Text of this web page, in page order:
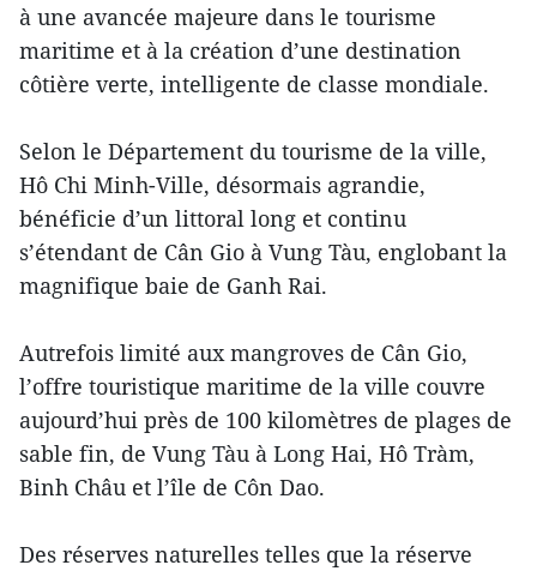
à une avancée majeure dans le tourisme
maritime et à la création d’une destination
côtière verte, intelligente de classe mondiale.
Selon le Département du tourisme de la ville,
Hô Chi Minh-Ville, désormais agrandie,
bénéficie d’un littoral long et continu
s’étendant de Cân Gio à Vung Tàu, englobant la
magnifique baie de Ganh Rai.
Autrefois limité aux mangroves de Cân Gio,
l’offre touristique maritime de la ville couvre
aujourd’hui près de 100 kilomètres de plages de
sable fin, de Vung Tàu à Long Hai, Hô Tràm,
Binh Châu et l’île de Côn Dao.
Des réserves naturelles telles que la réserve